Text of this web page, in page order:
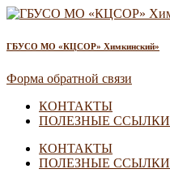
ГБУСО МО «КЦСОР» Химкинский»
Форма обратной связи
КОНТАКТЫ
ПОЛЕЗНЫЕ ССЫЛКИ
КОНТАКТЫ
ПОЛЕЗНЫЕ ССЫЛКИ